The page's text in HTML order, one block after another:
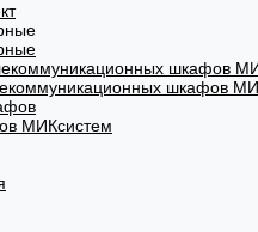
шкафов
шкафов
МИКсистем